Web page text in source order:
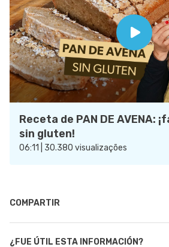
Receta de PAN DE AVENA:
sin gluten!
06:11 | 30.380 visualizações
COMPARTIR
¿FUE ÚTIL ESTA INFORMACIÓN?